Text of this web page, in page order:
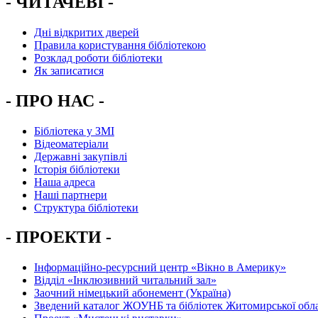
Дні відкритих дверей
Правила користування бібліотекою
Розклад роботи бібліотеки
Як записатися
- ПРО НАС -
Бібліотека у ЗМІ
Відеоматеріали
Державні закупівлі
Історія бібліотеки
Наша адреса
Наші партнери
Структура бібліотеки
- ПРОЕКТИ -
Інформаційно-ресурсний центр «Вікно в Америку»
Вiддiл «Інклюзивний читальний зал»
Заочний німецький абонемент (Україна)
Зведений каталог ЖОУНБ та бібліотек Житомирської